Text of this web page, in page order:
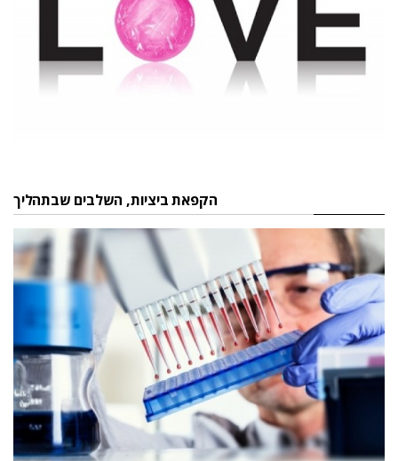
הקפאת ביציות, השלבים שבתהליך